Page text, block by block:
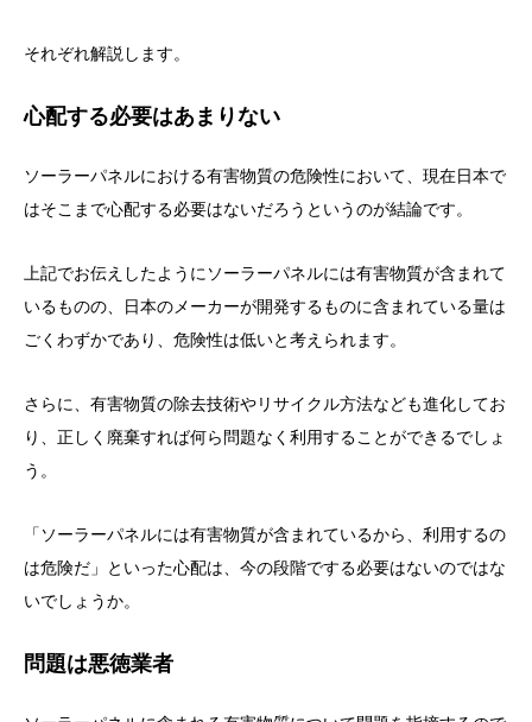
それぞれ解説します。
心配する必要はあまりない
ソーラーパネルにおける有害物質の危険性において、現在日本で
はそこまで心配する必要はないだろうというのが結論です。
上記でお伝えしたようにソーラーパネルには有害物質が含まれて
いるものの、日本のメーカーが開発するものに含まれている量は
ごくわずかであり、危険性は低いと考えられます。
さらに、有害物質の除去技術やリサイクル方法なども進化してお
り、正しく廃棄すれば何ら問題なく利用することができるでしょ
う。
「ソーラーパネルには有害物質が含まれているから、利用するの
は危険だ」といった心配は、今の段階でする必要はないのではな
いでしょうか。
問題は悪徳業者